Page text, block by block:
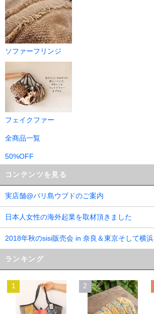
ソファーフリンジ
フェイクファー
全商品一覧
50%OFF
コンテンツを見る
実店舗@バリ島ウブドのご案内
日本人女性の海外起業を取材頂きました
2018年秋のsisi販売会 in 奈良＆東京そして横浜
ランキング
1 2